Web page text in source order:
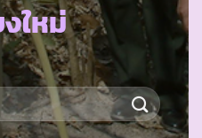
ใหม่